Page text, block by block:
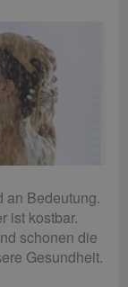
an Bedeutung.
ist kostbar.
schonen die
Gesundheit.